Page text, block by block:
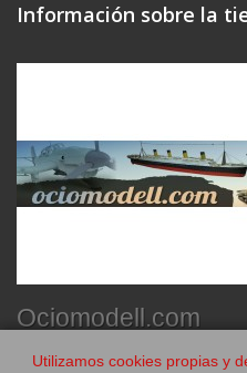
Información sobre la
Ociomodell.com
Utilizamos cookies propias y